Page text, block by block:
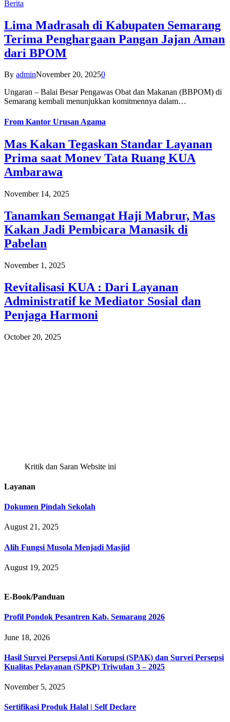
Berita
Lima Madrasah di Kabupaten Semarang
Terima Penghargaan Pangan Jajan Aman
dari BPOM
By adminNovember 20, 20250
Ungaran – Balai Besar Pengawas Obat dan Makanan (BBPOM) di
Semarang kembali menunjukkan komitmennya dalam…
From Kantor Urusan Agama
Mas Kakan Tegaskan Standar Layanan
Prima saat Monev Tata Ruang KUA
Ambarawa
November 14, 2025
Tanamkan Semangat Haji Mabrur, Mas
Kakan Jadi Pembicara Manasik di
Pabelan
November 1, 2025
Revitalisasi KUA : Dari Layanan
Administratif ke Mediator Sosial dan
Penjaga Harmoni
October 20, 2025
Kritik dan Saran Website ini
Layanan
Dokumen Pindah Sekolah
August 21, 2025
Alih Fungsi Musola Menjadi Masjid
August 19, 2025
E-Book/Panduan
Profil Pondok Pesantren Kab. Semarang 2026
June 18, 2026
Hasil Survei Persepsi Anti Korupsi (SPAK) dan Survei Persepsi
Kualitas Pelayanan (SPKP) Triwulan 3 – 2025
November 5, 2025
Sertifikasi Produk Halal | Self Declare